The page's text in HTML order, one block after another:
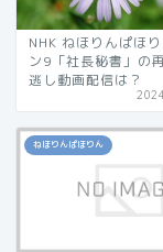
NHK ねほりんぱほ
ン9「社長秘書」の
逃し動画配信は？
ねほりんぱほりん